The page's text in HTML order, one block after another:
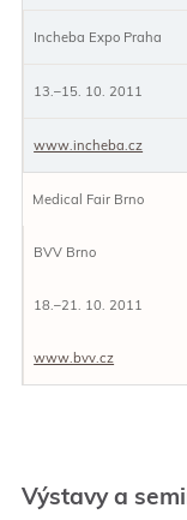
Incheba Expo Praha
13.–15. 10. 2011
www.incheba.cz
Medical Fair Brno
BVV Brno
18.–21. 10. 2011
www.bvv.cz
Výstavy a